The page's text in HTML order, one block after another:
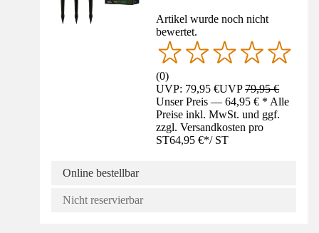
Artikel wurde noch nicht
bewertet.
(0)
UVP: 79,95 €UVP79,95 €
Unser Preis — 64,95 € * Alle
Preise inkl. MwSt. und ggf.
zzgl. Versandkosten pro
ST64,95 €*/ ST
Online bestellbar
Nicht reservierbar